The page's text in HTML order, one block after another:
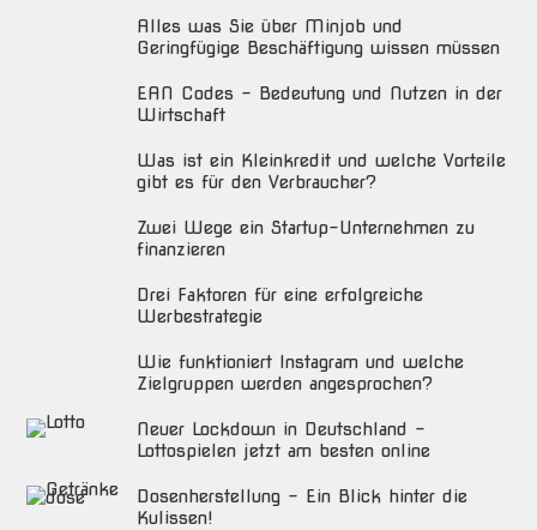
Alles was Sie über Minjob und
Geringfügige Beschäftigung wissen müssen
EAN Codes – Bedeutung und Nutzen in der
Wirtschaft
Was ist ein Kleinkredit und welche Vorteile
gibt es für den Verbraucher?
Zwei Wege ein Startup-Unternehmen zu
finanzieren
Drei Faktoren für eine erfolgreiche
Werbestrategie
Wie funktioniert Instagram und welche
Zielgruppen werden angesprochen?
Neuer Lockdown in Deutschland –
Lottospielen jetzt am besten online
Dosenherstellung – Ein Blick hinter die
Kulissen!